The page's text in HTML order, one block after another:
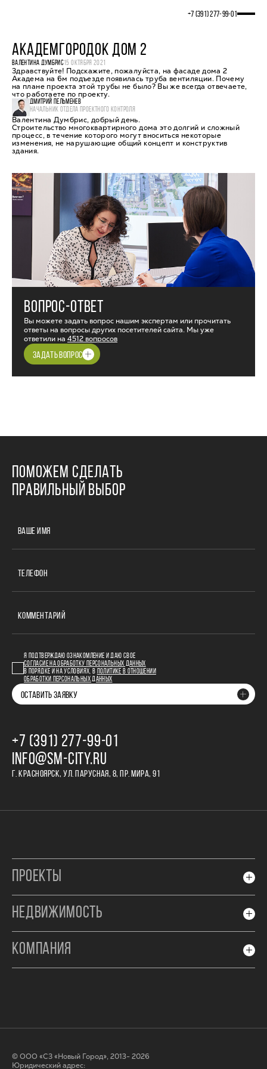
+7 (391) 277‒99‒01
АКАДЕМГОРОДОК ДОМ 2
ВАЛЕНТИНА ДУМБРИС15 ОКТЯБРЯ 2021
Здравствуйте! Подскажите, пожалуйста, на фасаде дома 2
Академа на 6м подъезде появилась труба вентиляции. Почему
на плане проекта этой трубы не было? Вы же всегда отвечаете,
что работаете по проекту.
ДМИТРИЙ ПЕЛЬМЕНЕВ
НАЧАЛЬНИК ОТДЕЛА ПРОЕКТНОГО КОНТРОЛЯ
Валентина Думбрис, добрый день.
Строительство многоквартирного дома это долгий и сложный
процесс, в течение которого могут вноситься некоторые
изменения, не нарушающие общий концепт и конструктив
здания.
ВОПРОС-ОТВЕТ
Вы можете задать вопрос нашим экспертам или прочитать
ответы на вопросы других посетителей сайта. Мы уже
ответили на 4512 вопросов
ЗАДАТЬ ВОПРОС
ПОМОЖЕМ СДЕЛАТЬ
ПРАВИЛЬНЫЙ ВЫБОР
ВАШЕ ИМЯ
ТЕЛЕФОН
КОММЕНТАРИЙ
Я ПОДТВЕРЖДАЮ ОЗНАКОМЛЕНИЕ И ДАЮ СВОЕ
СОГЛАСИЕ НА ОБРАБОТКУ ПЕРСОНАЛЬНЫХ ДАННЫХ
В ПОРЯДКЕ И НА УСЛОВИЯХ, В
ПОЛИТИКЕ В ОТНОШЕНИИ
ОБРАБОТКИ ПЕРСОНАЛЬНЫХ ДАННЫХ
ОСТАВИТЬ ЗАЯВКУ
+7 (391) 277‒99‒01
INFO@SM-CITY.RU
Г. КРАСНОЯРСК, УЛ. ПАРУСНАЯ, 8, ПР. МИРА, 91
ПРОЕКТЫ
НЕДВИЖИМОСТЬ
КОМПАНИЯ
© ООО «СЗ «Новый Город», 2013- 2026
Юридический адрес: